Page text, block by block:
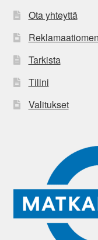
Ota yhteyttä
Tarkista
Tilini
Valitukset